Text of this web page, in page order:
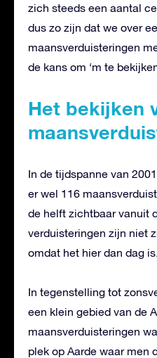
zich steeds een aantal
dus zo zijn dat we over
maansverduisteringen
de kans om ‘m te
Het bekijken
In de tijdspanne van
er wel 116
de helft zichtbaar vanuit
verduisteringen zijn niet
omdat het hier dan dag is.
In tegenstelling tot
een klein gebied van de
maansverduisteringen
plek op Aarde waar men